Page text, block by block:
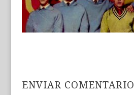
ENVIAR COMENTARIO